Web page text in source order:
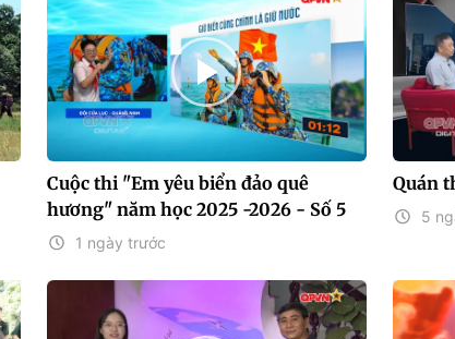
Cuộc thi "Em yêu biển đảo quê
hương" năm học 2025 -2026 - Số 5
1 ngày trước
Quán
5